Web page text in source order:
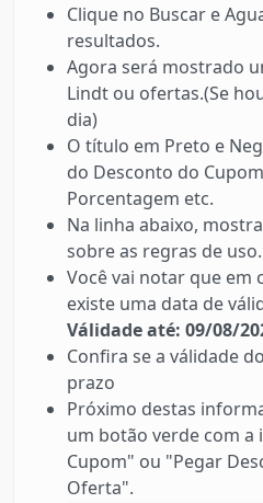
Clique no Buscar e
resultados.
Agora será mostrado
Lindt ou ofertas.(Se
dia)
O título em Preto e
do Desconto do
Porcentagem etc.
Na linha abaixo,
sobre as regras de uso.
Você vai notar que em
existe uma data de
Válidade até: 09/08/
Confira se a válidade
prazo
Próximo destas
um botão verde com
Cupom" ou "Pegar
Oferta".